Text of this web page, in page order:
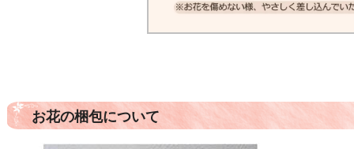
お花の梱包について